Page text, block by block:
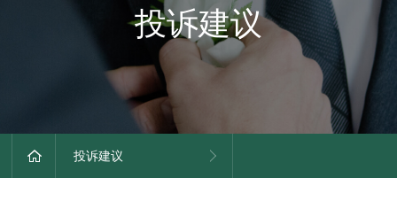
投诉建议
投诉建议